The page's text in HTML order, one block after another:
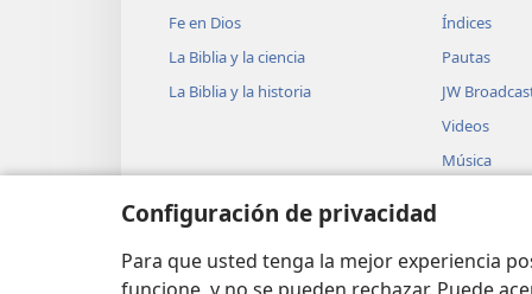
Configuración de privacidad
Para que usted tenga la mejor experiencia
fueron de aquí. Oí que dijeron:
tras sus hermanos y los halló
18 Pero, antes de que él
ellos lo vieron venir a lo
19 Se dijeron unos a otros:
Vengan, vamos a matarlo y a
sueños”. 21 Pero, cuando
Fe en Dios
La Biblia y la ciencia
La Biblia y la historia
Índices
Pautas
JW
Videos
Música
Biblia